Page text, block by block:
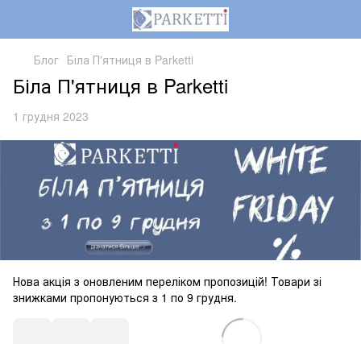
Блог Біла П'ятниця в Parketti
Біла П'ятниця в Parketti
1 грудня 2023
Нова акція з оновленим переліком пропозицій! Товари зі
знижками пропонуються з 1 по 9 грудня.